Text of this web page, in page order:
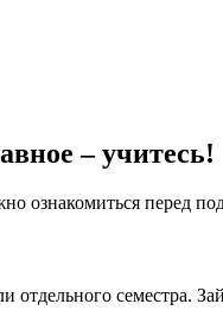
– учитесь!
ознакомиться перед
семестра.